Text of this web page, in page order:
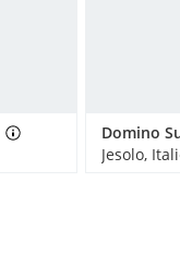
Domino
Jesolo,